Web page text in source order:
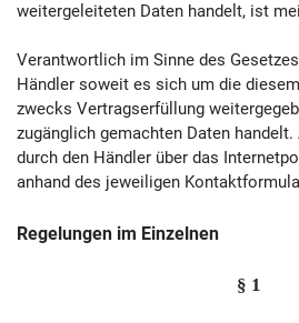
weitergeleiteten Daten handelt, ist
Verantwortlich im Sinne des
Händler soweit es sich um die
zwecks Vertragserfüllung
zugänglich gemachten Daten
durch den Händler über das
anhand des jeweiligen
Regelungen im Einzelnen
§ 1